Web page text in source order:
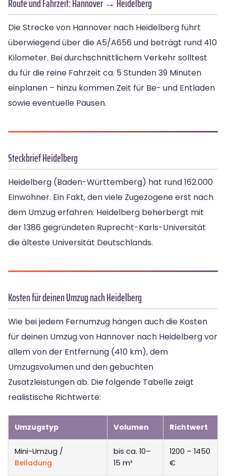
Route und Fahrzeit: Hannover → Heidelberg
Die Strecke von Hannover nach Heidelberg führt
überwiegend über die A5/A656 und beträgt rund 410
Kilometer. Bei durchschnittlichem Verkehr solltest
du für die reine Fahrzeit ca. 5 Stunden 39 Minuten
einplanen – hinzu kommen Zeit für Be- und Entladen
sowie eventuelle Pausen.
Steckbrief Heidelberg
Heidelberg (Baden-Württemberg) hat rund 162.000
Einwohner. Ein Fakt, den viele Zugezogene erst nach
dem Umzug erfahren: Heidelberg beherbergt mit
der 1386 gegründeten Ruprecht-Karls-Universität
die älteste Universität Deutschlands.
Kosten für deinen Umzug nach Heidelberg
Wie bei jedem Fernumzug hängen auch die Kosten
für deinen Umzug von Hannover nach Heidelberg vor
allem von der Entfernung (410 km), dem
Umzugsvolumen und den gebuchten
Zusatzleistungen ab. Die folgende Tabelle zeigt
realistische Richtwerte:
Umzugstyp Volumen Richtwert
Mini-Umzug /
Beiladung
bis ca. 10–
15 m³
1200 – 1450
€